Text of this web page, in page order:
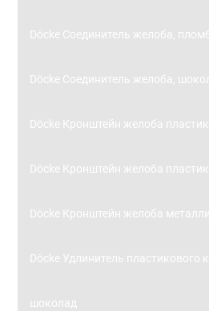
Döcke Соединитель желоба,
Döcke Соединитель желоба,
Döcke Кронштейн желоба
Döcke Кронштейн желоба
Döcke Кронштейн желоба
Döcke Удлинитель пластикового
шоколад